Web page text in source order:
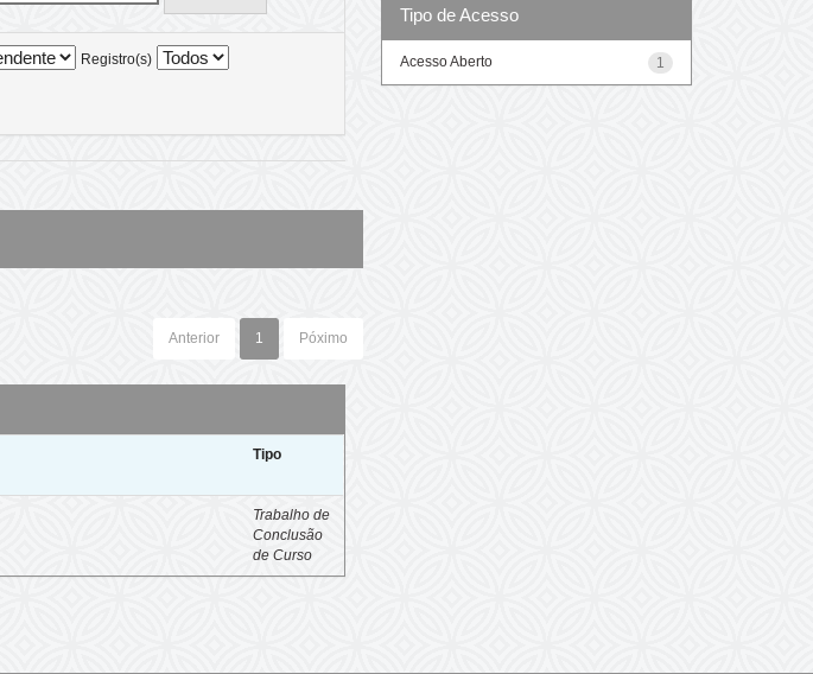
Registro(s)
Anterior 1 Póximo
Tipo
Trabalho de
Conclusão
de Curso
Tipo de Acesso
1
Acesso Aberto